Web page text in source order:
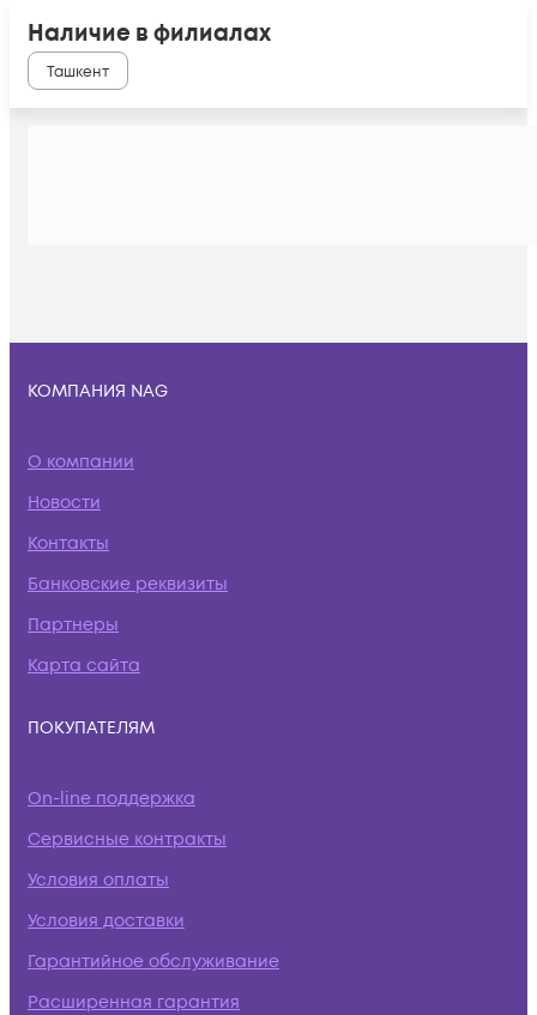
Наличие в филиалах
Ташкент
КОМПАНИЯ NAG
О компании
Новости
Контакты
Банковские реквизиты
Партнеры
Карта сайта
ПОКУПАТЕЛЯМ
On-line поддержка
Сервисные контракты
Условия оплаты
Условия доставки
Гарантийное обслуживание
Расширенная гарантия